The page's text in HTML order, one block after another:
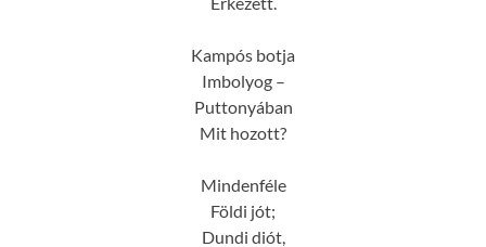
Kampós botja
Imbolyog –
Puttonyában
Mit hozott?
Mindenféle
Földi jót;
Dundi diót,